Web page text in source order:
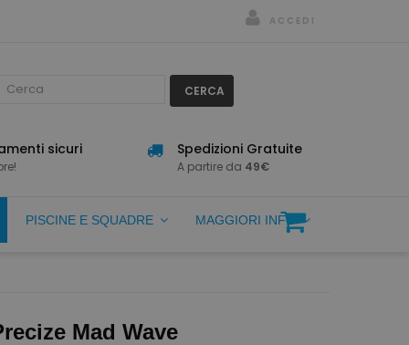
ACCEDI
CERCA
sicuri Spedizioni Gratuite
A partire da 49€
PISCINE E SQUADRE MAGGIORI INFO
Mad Wave